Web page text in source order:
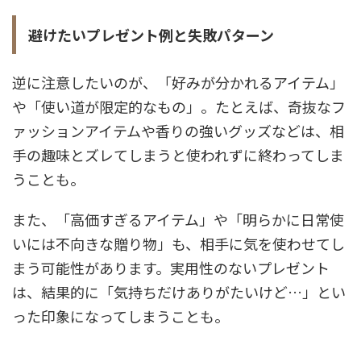
避けたいプレゼント例と失敗パターン
逆に注意したいのが、「好みが分かれるアイテム」
や「使い道が限定的なもの」。たとえば、奇抜なフ
ァッションアイテムや香りの強いグッズなどは、相
手の趣味とズレてしまうと使われずに終わってしま
うことも。
また、「高価すぎるアイテム」や「明らかに日常使
いには不向きな贈り物」も、相手に気を使わせてし
まう可能性があります。実用性のないプレゼント
は、結果的に「気持ちだけありがたいけど…」とい
った印象になってしまうことも。